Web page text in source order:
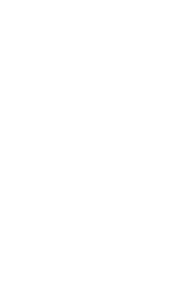
Octa-core (2x4.32 GHz
GHz Oryon V2